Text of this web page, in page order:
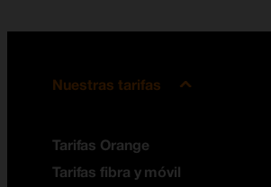
Nuestras tarifas
Tarifas Orange
Tarifas fibra y móvil